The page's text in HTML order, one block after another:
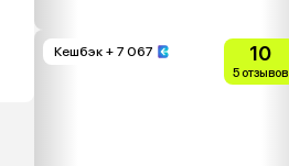
Кешбэк + 7 067 10
5 отзывов